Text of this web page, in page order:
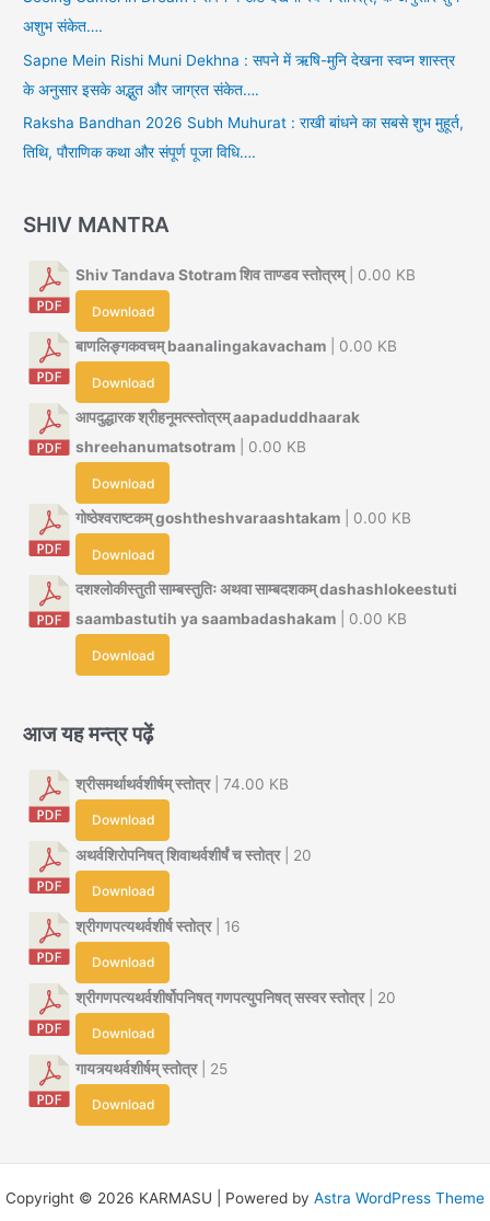
अशुभ संकेत….
Sapne Mein Rishi Muni Dekhna : सपने में ऋषि-मुनि देखना स्वप्न शास्त्र
के अनुसार इसके अद्भुत और जाग्रत संकेत….
Raksha Bandhan 2026 Subh Muhurat : राखी बांधने का सबसे शुभ मुहूर्त,
तिथि, पौराणिक कथा और संपूर्ण पूजा विधि….
SHIV MANTRA
Shiv Tandava Stotram शिव ताण्डव स्तोत्रम्| 0.00 KB
Download
बाणलिङ्गकवचम् baanalingakavacham | 0.00 KB
Download
आपदुद्धारक श्रीहनूमत्स्तोत्रम् aapaduddhaarak
shreehanumatsotram | 0.00 KB
Download
गोष्ठेश्वराष्टकम् goshtheshvaraashtakam | 0.00 KB
Download
दशश्लोकीस्तुती साम्बस्तुतिः अथवा साम्बदशकम् dashashlokeestuti
saambastutih ya saambadashakam | 0.00 KB
Download
आज यह मन्त्र पढ़ें
श्रीसमर्थाथर्वशीर्षम् स्तोत्र| 74.00 KB
Download
अथर्वशिरोपनिषत् शिवाथर्वशीर्षं च स्तोत्र| 20
Download
श्रीगणपत्यथर्वशीर्ष स्तोत्र| 16
Download
श्रीगणपत्यथर्वशीर्षोपनिषत् गणपत्युपनिषत् सस्वर स्तोत्र| 20
Download
गायत्र्यथर्वशीर्षम् स्तोत्र| 25
Download
Copyright © 2026 KARMASU | Powered by Astra WordPress Theme